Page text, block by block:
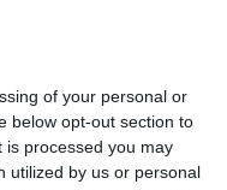
of your personal or
below opt-out section to
processed you may
utilized by us or personal